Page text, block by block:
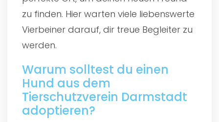
zu finden. Hier warten viele liebenswerte
Vierbeiner darauf, dir treue Begleiter zu
werden.
Warum solltest du einen
Hund aus dem
Tierschutzverein Darmstadt
adoptieren?